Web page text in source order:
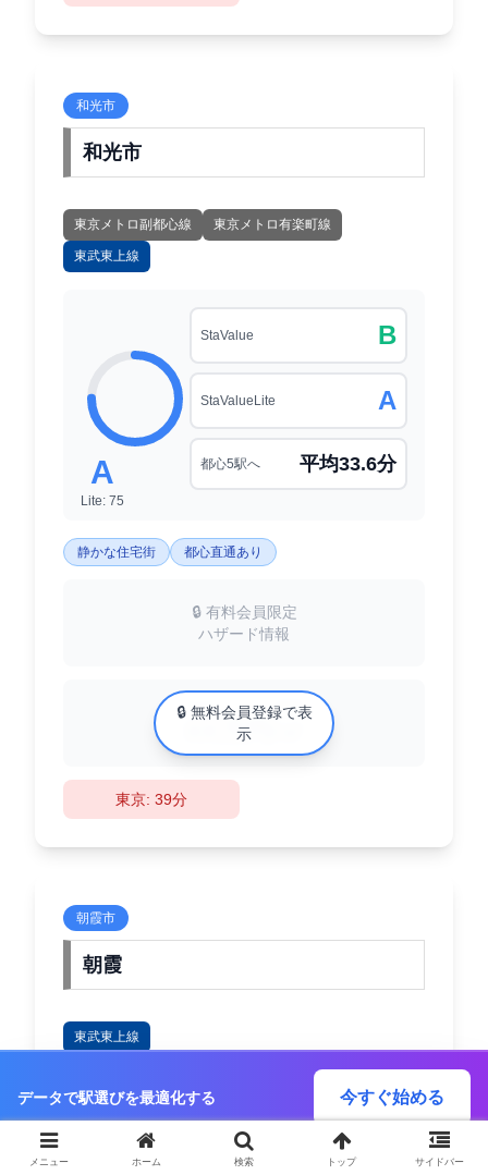
和光市
和光市
東京メトロ副都心線 東京メトロ有楽町線
東武東上線
A
Lite: 75
StaValue B
StaValueLite A
都心5駅へ 平均33.6分
静かな住宅街 都心直通あり
🔒 有料会員限定
ハザード情報
中古マンション相場
XX万円/㎡
🔒 無料会員登録で表
示
東京: 39分
朝霞市
朝霞
東武東上線
StaValue B
データで駅選びを最適化する 今すぐ始める
メニュー ホーム 検索 トップ サイドバー